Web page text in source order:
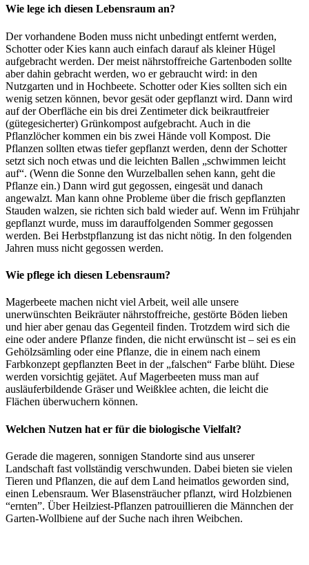
Wie lege ich diesen Lebensraum an?
Der vorhandene Boden muss nicht unbedingt entfernt werden,
Schotter oder Kies kann auch einfach darauf als kleiner Hügel
aufgebracht werden. Der meist nährstoffreiche Gartenboden sollte
aber dahin gebracht werden, wo er gebraucht wird: in den
Nutzgarten und in Hochbeete. Schotter oder Kies sollten sich ein
wenig setzen können, bevor gesät oder gepflanzt wird. Dann wird
auf der Oberfläche ein bis drei Zentimeter dick beikrautfreier
(gütegesicherter) Grünkompost aufgebracht. Auch in die
Pflanzlöcher kommen ein bis zwei Hände voll Kompost. Die
Pflanzen sollten etwas tiefer gepflanzt werden, denn der Schotter
setzt sich noch etwas und die leichten Ballen „schwimmen leicht
auf“. (Wenn die Sonne den Wurzelballen sehen kann, geht die
Pflanze ein.) Dann wird gut gegossen, eingesät und danach
angewalzt. Man kann ohne Probleme über die frisch gepflanzten
Stauden walzen, sie richten sich bald wieder auf. Wenn im Frühjahr
gepflanzt wurde, muss im darauffolgenden Sommer gegossen
werden. Bei Herbstpflanzung ist das nicht nötig. In den folgenden
Jahren muss nicht gegossen werden.
Wie pflege ich diesen Lebensraum?
Magerbeete machen nicht viel Arbeit, weil alle unsere
unerwünschten Beikräuter nährstoffreiche, gestörte Böden lieben
und hier aber genau das Gegenteil finden. Trotzdem wird sich die
eine oder andere Pflanze finden, die nicht erwünscht ist – sei es ein
Gehölzsämling oder eine Pflanze, die in einem nach einem
Farbkonzept gepflanzten Beet in der „falschen“ Farbe blüht. Diese
werden vorsichtig gejätet. Auf Magerbeeten muss man auf
ausläuferbildende Gräser und Weißklee achten, die leicht die
Flächen überwuchern können.
Welchen Nutzen hat er für die biologische Vielfalt?
Gerade die mageren, sonnigen Standorte sind aus unserer
Landschaft fast vollständig verschwunden. Dabei bieten sie vielen
Tieren und Pflanzen, die auf dem Land heimatlos geworden sind,
einen Lebensraum. Wer Blasensträucher pflanzt, wird Holzbienen
“ernten”. Über Heilziest-Pflanzen patrouillieren die Männchen der
Garten-Wollbiene auf der Suche nach ihren Weibchen.